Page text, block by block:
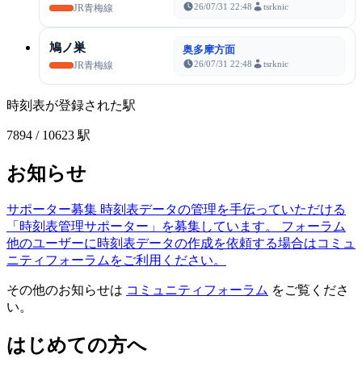
JR青梅線 26/07/31 22:48 tsrknic
鳩ノ巣
JR青梅線
奥多摩方面
26/07/31 22:48 tsrknic
時刻表が登録された駅
7894 / 10623 駅
お知らせ
サポーター募集 時刻表データの管理を手伝っていただける
「時刻表管理サポーター」を募集しています。
フォーラム
他のユーザーに時刻表データの作成を依頼する場合はコミュ
ニティフォーラムをご利用ください。
その他のお知らせは コミュニティフォーラム をご覧くださ
い。
はじめての方へ